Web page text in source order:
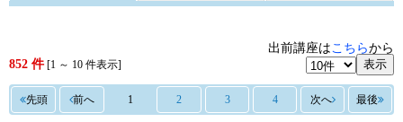
出前講座はこちらから
852 件[1 ～ 10 件表示] 表示
先頭 前へ 1 2 3 4 次へ 最後